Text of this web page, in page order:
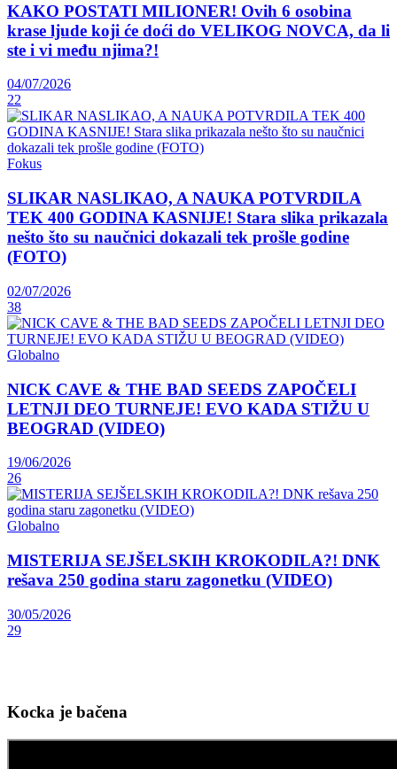
KAKO POSTATI MILIONER! Ovih 6 osobina
krase ljude koji će doći do VELIKOG NOVCA, da li
ste i vi među njima?!
04/07/2026
22
Fokus
SLIKAR NASLIKAO, A NAUKA POTVRDILA
TEK 400 GODINA KASNIJE! Stara slika prikazala
nešto što su naučnici dokazali tek prošle godine
(FOTO)
02/07/2026
38
Globalno
NICK CAVE & THE BAD SEEDS ZAPOČELI
LETNJI DEO TURNEJE! EVO KADA STIŽU U
BEOGRAD (VIDEO)
19/06/2026
26
Globalno
MISTERIJA SEJŠELSKIH KROKODILA?! DNK
rešava 250 godina staru zagonetku (VIDEO)
30/05/2026
29
Kocka je bačena